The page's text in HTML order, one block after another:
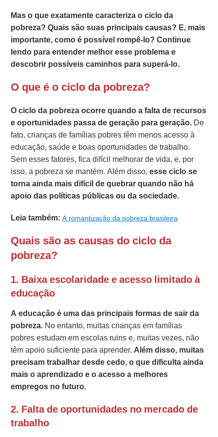
Mas o que exatamente caracteriza o ciclo da
pobreza? Quais são suas principais causas? E, mais
importante, como é possível rompê-lo? Continue
lendo para entender melhor esse problema e
descobrir possíveis caminhos para superá-lo.
O que é o ciclo da pobreza?
O ciclo da pobreza ocorre quando a falta de recursos
e oportunidades passa de geração para geração. De
fato, crianças de famílias pobres têm menos acesso à
educação, saúde e boas oportunidades de trabalho.
Sem esses fatores, fica difícil melhorar de vida, e, por
isso, a pobreza se mantém. Além disso,esse ciclo se
torna ainda mais difícil de quebrar quando não há
apoio das políticas públicas ou da sociedade.
Leia também: A romantização da pobreza brasileira
Quais são as causas do ciclo da
pobreza?
1. Baixa escolaridade e acesso limitado à
educação
A educação é uma das principais formas de sair da
pobreza. No entanto, muitas crianças em famílias
pobres estudam em escolas ruins e, muitas vezes, não
têm apoio suficiente para aprender.Além disso, muitas
precisam trabalhar desde cedo, o que dificulta ainda
mais o aprendizado e o acesso a melhores
empregos no futuro.
2. Falta de oportunidades no mercado de
trabalho